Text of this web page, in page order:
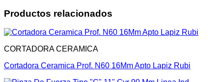
Productos relacionados
CORTADORA CERAMICA
Cortadora Ceramica Prof. N60 16Mm Apto Lapiz Rubi